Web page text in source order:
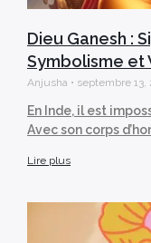
Dieu Ganesh :
Symbolisme et
Anjusha septembre 13,
En Inde, il est
Avec son corps
Lire plus